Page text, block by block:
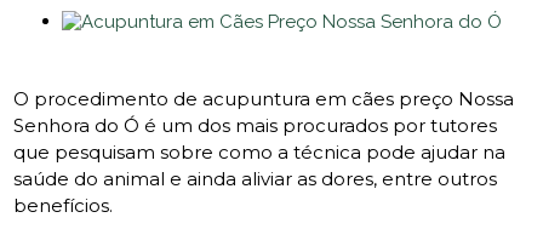
O procedimento de acupuntura em cães preço Nossa
Senhora do Ó é um dos mais procurados por tutores
que pesquisam sobre como a técnica pode ajudar na
saúde do animal e ainda aliviar as dores, entre outros
benefícios.